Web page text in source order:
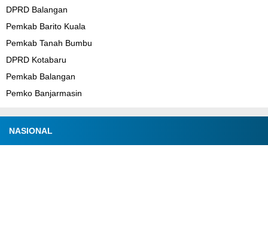
DPRD Balangan
Pemkab Barito Kuala
Pemkab Tanah Bumbu
DPRD Kotabaru
Pemkab Balangan
Pemko Banjarmasin
NASIONAL